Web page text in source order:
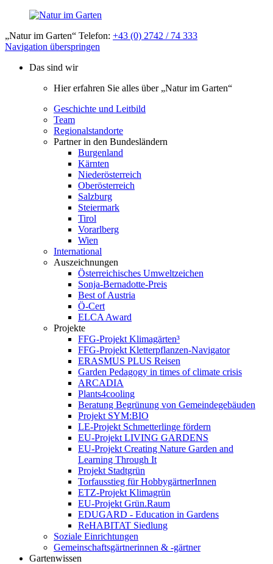
„Natur im Garten“ Telefon: +43 (0) 2742 / 74 333
Navigation überspringen
Das sind wir
Hier erfahren Sie alles über „Natur im Garten“
Geschichte und Leitbild
Team
Regionalstandorte
Partner in den Bundesländern
Burgenland
Kärnten
Niederösterreich
Oberösterreich
Salzburg
Steiermark
Tirol
Vorarlberg
Wien
International
Auszeichnungen
Österreichisches Umweltzeichen
Sonja-Bernadotte-Preis
Best of Austria
Ö-Cert
ELCA Award
Projekte
FFG-Projekt Klimagärten³
FFG-Projekt Kletterpflanzen-Navigator
ERASMUS PLUS Reisen
Garden Pedagogy in times of climate crisis
ARCADIA
Plants4cooling
Beratung Begrünung von Gemeindegebäuden
Projekt SYM:BIO
LE-Projekt Schmetterlinge fördern
EU-Projekt LIVING GARDENS
EU-Projekt Creating Nature Garden and
Learning Through It
Projekt Stadtgrün
Torfausstieg für HobbygärtnerInnen
ETZ-Projekt Klimagrün
EU-Projekt Grün.Raum
EDUGARD - Education in Gardens
ReHABITAT Siedlung
Soziale Einrichtungen
Gemeinschaftsgärtnerinnen & -gärtner
Gartenwissen